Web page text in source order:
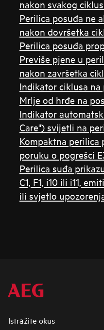
nakon svakog
Perilica posuđa ne
nakon dovršetka
Perilica posuđa
Previše pjene u
nakon završetka
Indikator ciklusa
Mrlje od hrđe na
Indikator
Care") svijetli na
Kompaktna perilica
poruku o pogrešci
Perilica suđa
C1, F1, i10 ili i11,
ili svjetlo
Istražite okus